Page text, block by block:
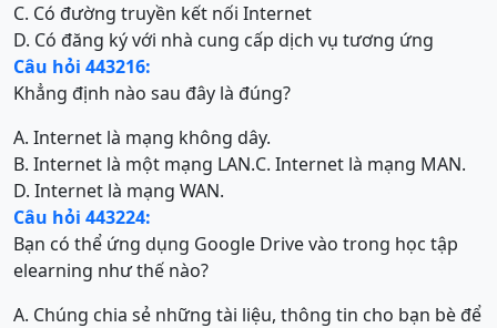
C. Có đường truyền kết nối Internet
D. Có đăng ký với nhà cung cấp dịch vụ tương ứng
Câu hỏi 443216:
Khẳng định nào sau đây là đúng?
A. Internet là mạng không dây.
B. Internet là một mạng LAN.C. Internet là mạng MAN.
D. Internet là mạng WAN.
Câu hỏi 443224:
Bạn có thể ứng dụng Google Drive vào trong học tập
elearning như thế nào?
A. Chúng chia sẻ những tài liệu, thông tin cho bạn bè để